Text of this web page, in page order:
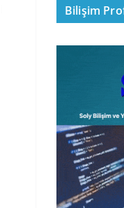
Bilişim